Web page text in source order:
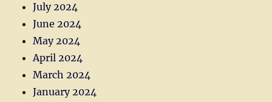
July 2024
June 2024
May 2024
April 2024
March 2024
January 2024